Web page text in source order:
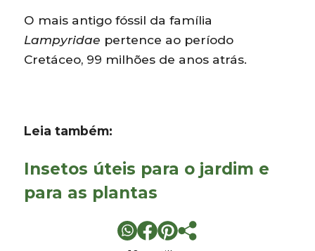
O mais antigo fóssil da família
Lampyridae pertence ao período
Cretáceo, 99 milhões de anos atrás.
Leia também:
Insetos úteis para o jardim e
para as plantas